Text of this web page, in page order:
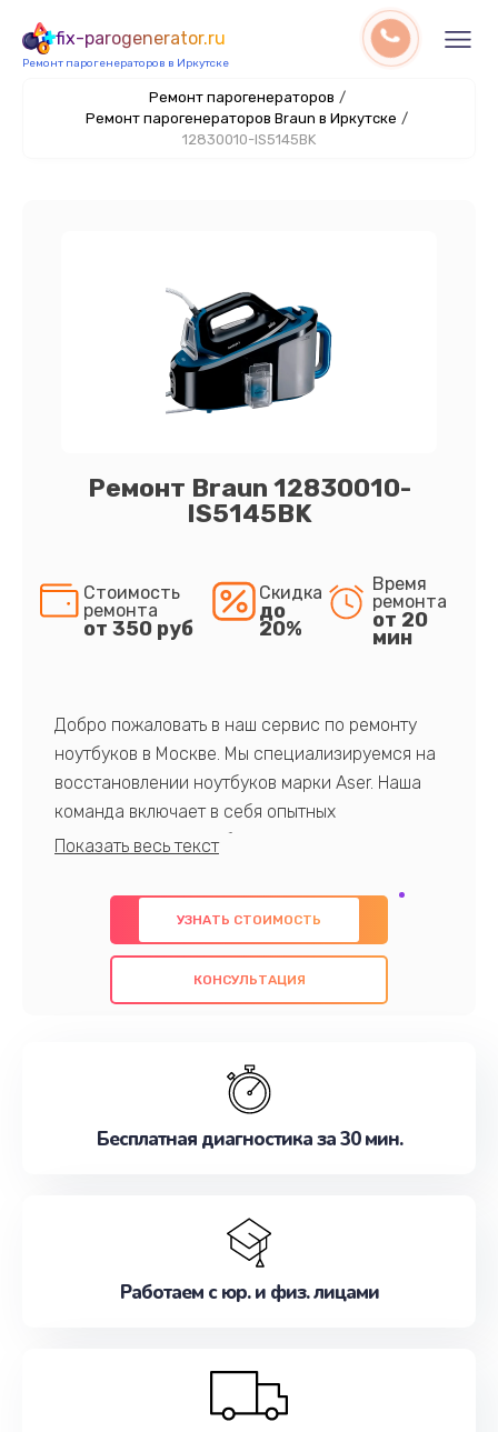
fix-parogenerator.ru
Ремонт парогенераторов в Иркутске
Ремонт парогенераторов /
Ремонт парогенераторов Braun в Иркутске /
12830010-IS5145BK
Ремонт Braun 12830010-
IS5145BK
Стоимость
ремонта
от 350 руб
Скидка
до
20%
Время
ремонта
от 20
мин
Добро пожаловать в наш сервис по ремонту
ноутбуков в Москве. Мы специализируемся на
восстановлении ноутбуков марки Aser. Наша
команда включает в себя опытных
профессионалов с обширными знаниями и
предлагаем быстрый и качественный ремонт с
использованием оригинальных компонентов, а
также гарантируем качество всех
проведенных работ. Наша цель - предоставить
наилучшим образом. Не медлите записаться на
УЗНАТЬ СТОИМОСТЬ
КОНСУЛЬТАЦИЯ
Бесплатная диагностика за 30 мин.
Работаем с юр. и физ. лицами